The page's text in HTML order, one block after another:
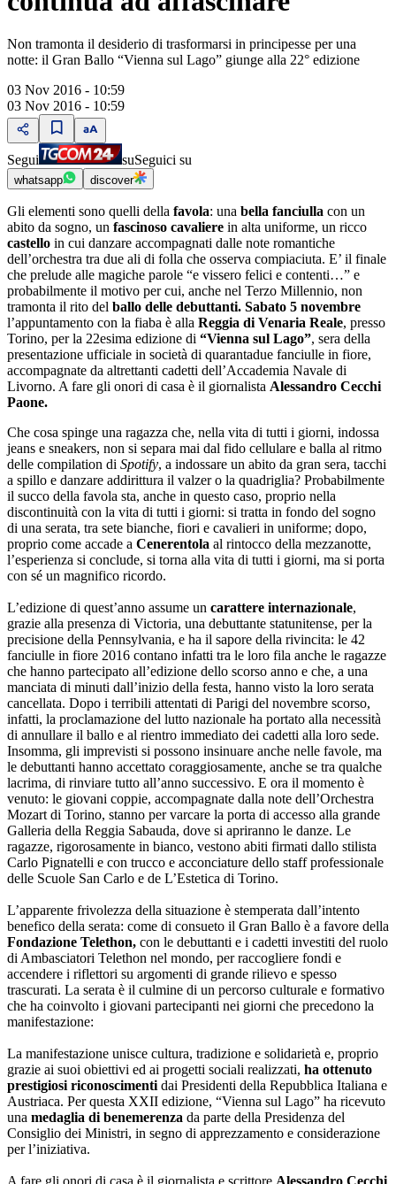
Non tramonta il desiderio di trasformarsi in principesse per una
notte: il Gran Ballo “Vienna sul Lago” giunge alla 22° edizione
03 Nov 2016 - 10:59
03 Nov 2016 - 10:59
Segui suSeguici su
whatsapp discover
Gli elementi sono quelli della favola: una bella fanciulla con un
abito da sogno, un fascinoso cavaliere in alta uniforme, un ricco
castello in cui danzare accompagnati dalle note romantiche
dell’orchestra tra due ali di folla che osserva compiaciuta. E’ il finale
che prelude alle magiche parole “e vissero felici e contenti…” e
probabilmente il motivo per cui, anche nel Terzo Millennio, non
tramonta il rito del ballo delle debuttanti. Sabato 5 novembre
l’appuntamento con la fiaba è alla Reggia di Venaria Reale, presso
Torino, per la 22esima edizione di “Vienna sul Lago”, sera della
presentazione ufficiale in società di quarantadue fanciulle in fiore,
accompagnate da altrettanti cadetti dell’Accademia Navale di
Livorno. A fare gli onori di casa è il giornalista Alessandro Cecchi
Paone.
Che cosa spinge una ragazza che, nella vita di tutti i giorni, indossa
jeans e sneakers, non si separa mai dal fido cellulare e balla al ritmo
delle compilation di Spotify, a indossare un abito da gran sera, tacchi
a spillo e danzare addirittura il valzer o la quadriglia? Probabilmente
il succo della favola sta, anche in questo caso, proprio nella
discontinuità con la vita di tutti i giorni: si tratta in fondo del sogno
di una serata, tra sete bianche, fiori e cavalieri in uniforme; dopo,
proprio come accade a Cenerentola al rintocco della mezzanotte,
l’esperienza si conclude, si torna alla vita di tutti i giorni, ma si porta
con sé un magnifico ricordo.
L’edizione di quest’anno assume un carattere internazionale,
grazie alla presenza di Victoria, una debuttante statunitense, per la
precisione della Pennsylvania, e ha il sapore della rivincita: le 42
fanciulle in fiore 2016 contano infatti tra le loro fila anche le ragazze
che hanno partecipato all’edizione dello scorso anno e che, a una
manciata di minuti dall’inizio della festa, hanno visto la loro serata
cancellata. Dopo i terribili attentati di Parigi del novembre scorso,
infatti, la proclamazione del lutto nazionale ha portato alla necessità
di annullare il ballo e al rientro immediato dei cadetti alla loro sede.
Insomma, gli imprevisti si possono insinuare anche nelle favole, ma
le debuttanti hanno accettato coraggiosamente, anche se tra qualche
lacrima, di rinviare tutto all’anno successivo. E ora il momento è
venuto: le giovani coppie, accompagnate dalla note dell’Orchestra
Mozart di Torino, stanno per varcare la porta di accesso alla grande
Galleria della Reggia Sabauda, dove si apriranno le danze. Le
ragazze, rigorosamente in bianco, vestono abiti firmati dallo stilista
Carlo Pignatelli e con trucco e acconciature dello staff professionale
delle Scuole San Carlo e de L’Estetica di Torino.
L’apparente frivolezza della situazione è stemperata dall’intento
benefico della serata: come di consueto il Gran Ballo è a favore della
Fondazione Telethon, con le debuttanti e i cadetti investiti del ruolo
di Ambasciatori Telethon nel mondo, per raccogliere fondi e
accendere i riflettori su argomenti di grande rilievo e spesso
trascurati. La serata è il culmine di un percorso culturale e formativo
che ha coinvolto i giovani partecipanti nei giorni che precedono la
manifestazione:
La manifestazione unisce cultura, tradizione e solidarietà e, proprio
grazie ai suoi obiettivi ed ai progetti sociali realizzati, ha ottenuto
prestigiosi riconoscimenti dai Presidenti della Repubblica Italiana e
Austriaca. Per questa XXII edizione, “Vienna sul Lago” ha ricevuto
una medaglia di benemerenza da parte della Presidenza del
Consiglio dei Ministri, in segno di apprezzamento e considerazione
per l’iniziativa.